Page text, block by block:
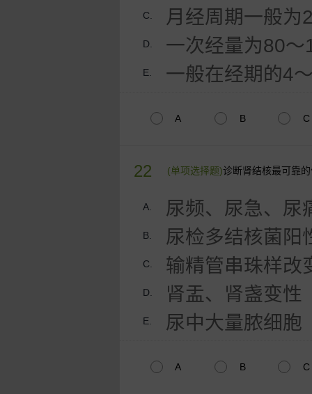
C. 月经周期一般为
D. 一次经量为80～
E. 一般在经期的4
A B C
22 (单项选择题)诊断肾结核最可靠
A. 尿频、尿急、尿
B. 尿检多结核菌阳
C. 输精管串珠样改
D. 肾盂、肾盏变性
E. 尿中大量脓细胞
A B C